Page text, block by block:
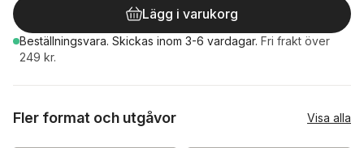
Lägg i varukorg
Beställningsvara. Skickas inom 3-6 vardagar. Fri frakt över
249 kr.
Fler format och utgåvor Visa alla